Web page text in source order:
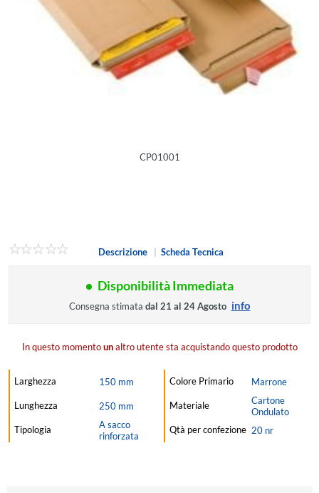
CP01001
Descrizione Scheda Tecnica
Disponibilità Immediata
Consegna stimata dal 21 al 24 Agosto info
In questo momentounaltro utente sta acquistando questo prodotto
Larghezza 150 mm
Lunghezza 250 mm
Tipologia
A sacco
rinforzata
Colore Primario Marrone
Materiale
Cartone
Ondulato
Qtà per confezione 20 nr